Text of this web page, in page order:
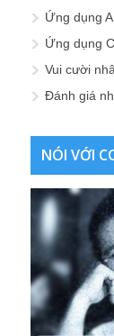
Ứng dụng
Ứng dụng
Vui cười
Đánh giá
NÓI VỚI